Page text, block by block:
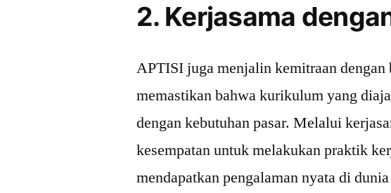
2. Kerjasama
APTISI juga menjalin kemitraan
memastikan bahwa kurikulum yang
dengan kebutuhan pasar. Melalui
kesempatan untuk melakukan praktik
mendapatkan pengalaman nyata di